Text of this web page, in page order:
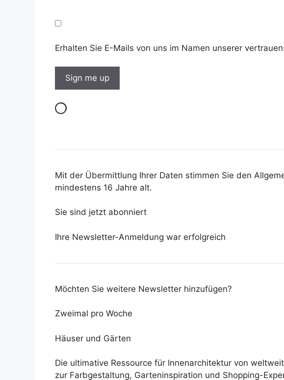
Erhalten Sie E-Mails von uns im Namen unserer
Mit der Übermittlung Ihrer Daten stimmen Sie den
mindestens 16 Jahre alt.
Sie sind jetzt abonniert
Ihre Newsletter-Anmeldung war erfolgreich
Möchten Sie weitere Newsletter hinzufügen?
Zweimal pro Woche
Häuser und Gärten
Die ultimative Ressource für Innenarchitektur von
zur Farbgestaltung, Garteninspiration und Shopping-